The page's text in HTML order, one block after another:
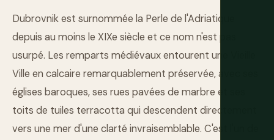
Dubrovnik est surnommée la Perle de l'Adriatique
depuis au moins le XIXe siècle et ce nom n'est pas
usurpé. Les remparts médiévaux entourent une Vieille
Ville en calcaire remarquablement préservée, avec ses
églises baroques, ses rues pavées de marbre et ses
toits de tuiles terracotta qui descendent directement
vers une mer d'une clarté invraisemblable. C'est l'un de